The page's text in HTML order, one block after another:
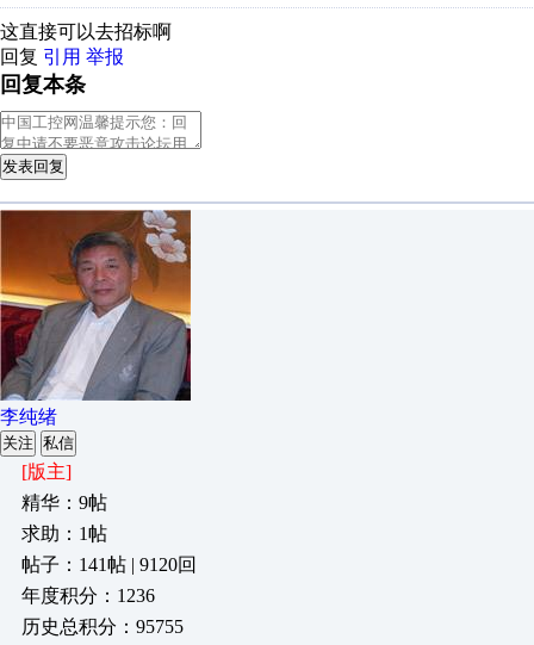
这直接可以去招标啊
回复 引用 举报
回复本条
发表回复
李纯绪
关注 私信
[版主]
精华：9帖
求助：1帖
帖子：141帖 | 9120回
年度积分：1236
历史总积分：95755